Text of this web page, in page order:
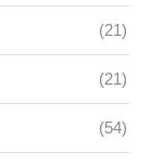
(21)
(21)
(54)